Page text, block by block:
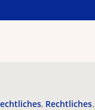
Rechtliches